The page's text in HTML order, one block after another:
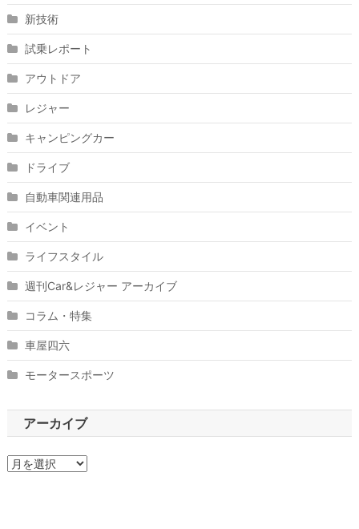
新技術
試乗レポート
アウトドア
レジャー
キャンピングカー
ドライブ
自動車関連用品
イベント
ライフスタイル
週刊Car&レジャー アーカイブ
コラム・特集
車屋四六
モータースポーツ
アーカイブ
ア